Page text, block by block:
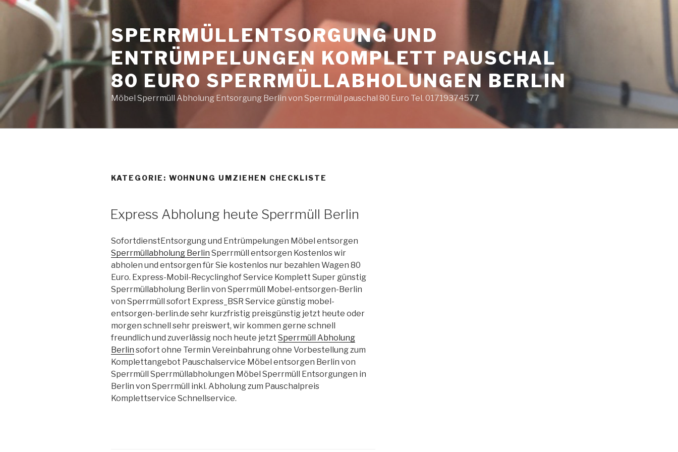
Zum
SPERRMÜLLENTSORGUNG UND
ENTRÜMPELUNGEN KOMPLETT PAUSCHAL
80 EURO SPERRMÜLLABHOLUNGEN BERLIN
Möbel Sperrmüll Abholung Entsorgung Berlin von Sperrmüll pauschal 80 Euro Tel. 01719374577
KATEGORIE: WOHNUNG UMZIEHEN CHECKLISTE
AM
Express Abholung heute Sperrmüll Berlin
SofortdienstEntsorgung und Entrümpelungen Möbel entsorgen
Sperrmüllabholung Berlin Sperrmüll entsorgen Kostenlos wir
abholen und entsorgen für Sie kostenlos nur bezahlen Wagen 80
Euro. Express-Mobil-Recyclinghof Service Komplett Super günstig
Sperrmüllabholung Berlin von Sperrmüll Mobel-entsorgen-Berlin
von Sperrmüll sofort Express_BSR Service günstig mobel-
entsorgen-berlin.de sehr kurzfristig preisgünstig jetzt heute oder
morgen schnell sehr preiswert, wir kommen gerne schnell
freundlich und zuverlässig noch heute jetzt Sperrmüll Abholung
Berlin sofort ohne Termin Vereinbahrung ohne Vorbestellung zum
Komplettangebot Pauschalservice Möbel entsorgen Berlin von
Sperrmüll Sperrmüllabholungen Möbel Sperrmüll Entsorgungen in
Berlin von Sperrmüll inkl. Abholung zum Pauschalpreis
Komplettservice Schnellservice.